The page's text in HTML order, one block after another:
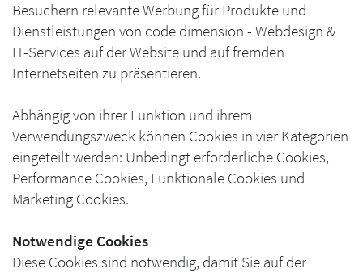
Besuchern relevante Werbung für Produkte und
Dienstleistungen von code dimension - Webdesign &
IT-Services auf der Website und auf fremden
Internetseiten zu präsentieren.
Abhängig von ihrer Funktion und ihrem
Verwendungszweck können Cookies in vier Kategorien
eingeteilt werden: Unbedingt erforderliche Cookies,
Performance Cookies, Funktionale Cookies und
Marketing Cookies.
Notwendige Cookies
Diese Cookies sind notwendig, damit Sie auf der